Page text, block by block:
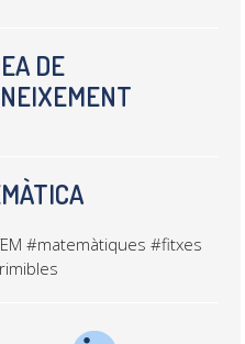
DE
#matemàtiques #fitxes